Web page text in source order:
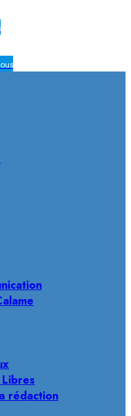
rédaction